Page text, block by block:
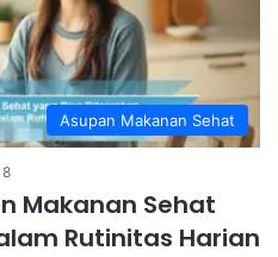
Asupan Makanan Sehat
Makanan Sehat
Rutinitas Harian